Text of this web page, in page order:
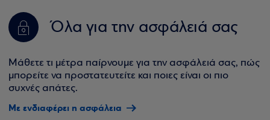
Όλα για την ασφάλειά σας
Μάθετε τι μέτρα παίρνουμε για την ασφάλειά σας, πώς
μπορείτε να προστατευτείτε και ποιες είναι οι πιο
συχνές απάτες.
Με ενδιαφέρει η ασφάλεια